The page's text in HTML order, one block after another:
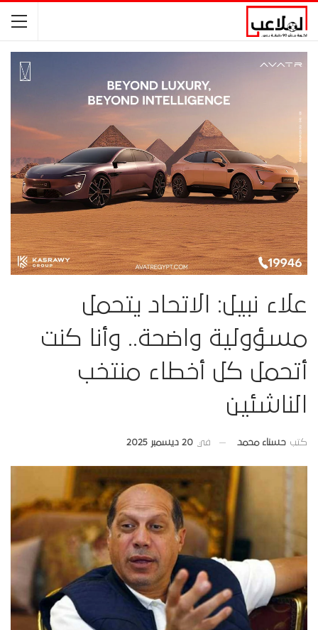
علاء نبيل: الاتحاد يتحمل
مسؤولية واضحة.. وأنا كنت
أتحمل كل أخطاء منتخب
الناشئين
كتب حسناء محمد في 20 ديسمبر 2025